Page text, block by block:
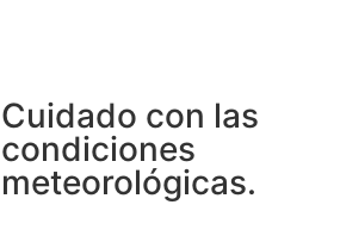
Cuidado con las
condiciones
meteorológicas.